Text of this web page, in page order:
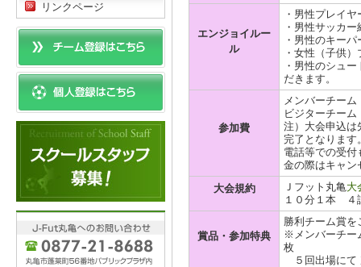
エンジョイルー
ル
・男性プレイ
・男性サッカ
・男性のキー
・女性（子供
・男性のシュ
だきます。
参加費
メンバーチー
ビジターチー
注）大会申込は
完了となります
電話等での受
金の際はキャン
大会規約
Ｊフット丸亀 大
１０分１本 ４
賞品・参加特典
勝利チーム賞
※メンバーチー
枚
５回出場にて
リンクページ